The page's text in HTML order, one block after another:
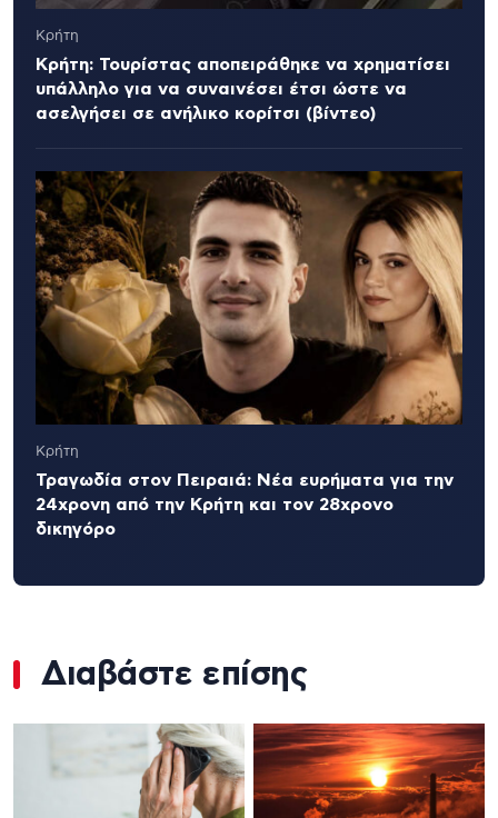
Κρήτη
Κρήτη: Τουρίστας αποπειράθηκε να χρηματίσει
υπάλληλο για να συναινέσει έτσι ώστε να
ασελγήσει σε ανήλικο κορίτσι (βίντεο)
Κρήτη
Τραγωδία στον Πειραιά: Νέα ευρήματα για την
24χρονη από την Κρήτη και τον 28χρονο
δικηγόρο
Διαβάστε επίσης